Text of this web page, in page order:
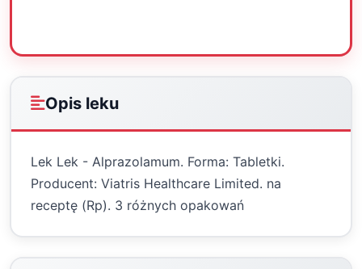
Opis leku
Lek Lek - Alprazolamum. Forma: Tabletki.
Producent: Viatris Healthcare Limited. na
receptę (Rp). 3 różnych opakowań